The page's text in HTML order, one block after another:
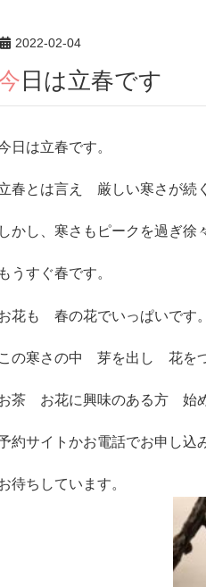
2022-02-04
今日は立春です
日は立春です。
春とは言え 厳しい寒さが続
しかし、寒さもピークを過ぎ徐
もうすぐ春です。
花も 春の花でいっぱいです。
この寒さの中 芽を出し 花を
茶 お花に興味のある方 始
約サイトかお電話でお申し込
待ちしています。